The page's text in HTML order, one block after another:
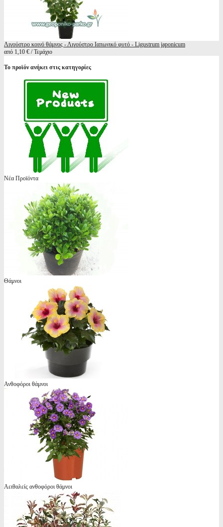
Λιγούστρο κοινό θάμνος - Λιγούστρο Ιαπωνικό φυτό - Ligustrum japonicum
από 1,10 € / Τεμάχιο
Το προϊόν ανήκει στις κατηγορίες
Νέα Προϊόντα
Θάμνοι
Ανθοφόροι θάμνοι
Αειθαλείς ανθοφόροι θάμνοι